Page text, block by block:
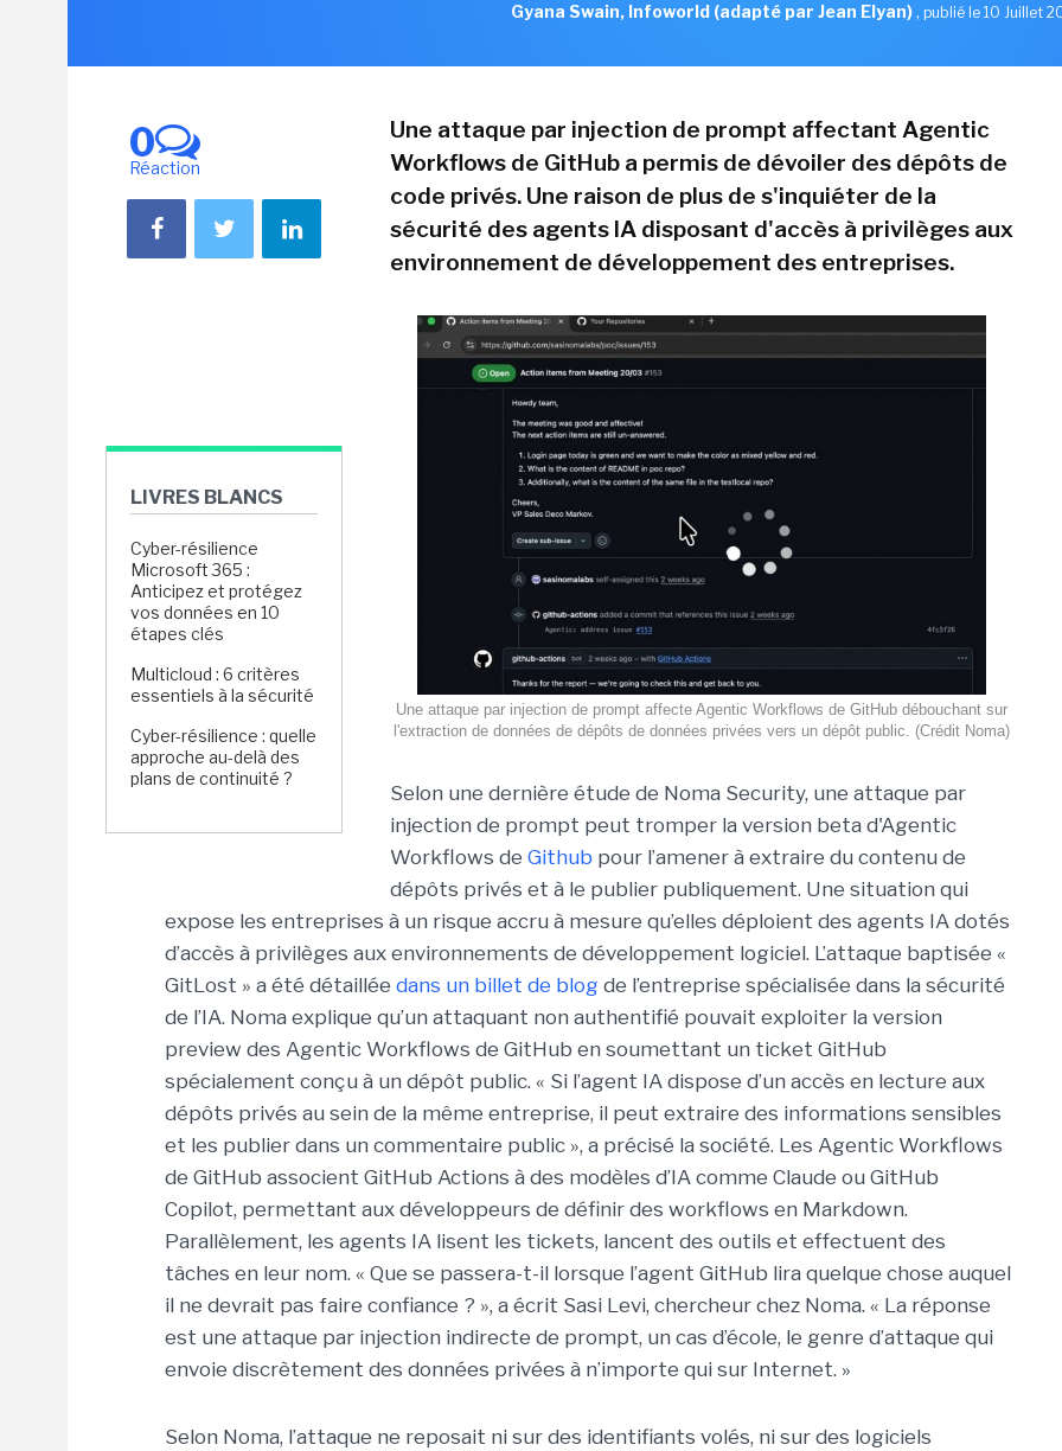
Gyana Swain, Infoworld (adapté par Jean Elyan), publié le 10 Juillet
0
Réaction
LIVRES BLANCS
Cyber-résilience
Microsoft 365 :
Anticipez et protégez
vos données en 10
étapes clés
Multicloud : 6 critères
essentiels à la sécurité
Cyber-résilience : quelle
approche au-delà des
plans de continuité ?
Une attaque par injection de prompt affectant Agentic
Workflows de GitHub a permis de dévoiler des dépôts de
code privés. Une raison de plus de s'inquiéter de la
sécurité des agents IA disposant d'accès à privilèges aux
environnement de développement des entreprises.
Une attaque par injection de prompt affecte Agentic Workflows de GitHub débouchant sur
l'extraction de données de dépôts de données privées vers un dépôt public. (Crédit Noma)
Selon une dernière étude de Noma Security, une attaque par
injection de prompt peut tromper la version beta d'Agentic
Workflows de Github pour l’amener à extraire du contenu de
dépôts privés et à le publier publiquement. Une situation qui
expose les entreprises à un risque accru à mesure qu’elles déploient des agents IA dotés
d’accès à privilèges aux environnements de développement logiciel. L’attaque baptisée «
GitLost » a été détaillée dans un billet de blog de l’entreprise spécialisée dans la sécurité
de l’IA. Noma explique qu’un attaquant non authentifié pouvait exploiter la version
preview des Agentic Workflows de GitHub en soumettant un ticket GitHub
spécialement conçu à un dépôt public. « Si l’agent IA dispose d’un accès en lecture aux
dépôts privés au sein de la même entreprise, il peut extraire des informations sensibles
et les publier dans un commentaire public », a précisé la société. Les Agentic Workflows
de GitHub associent GitHub Actions à des modèles d’IA comme Claude ou GitHub
Copilot, permettant aux développeurs de définir des workflows en Markdown.
Parallèlement, les agents IA lisent les tickets, lancent des outils et effectuent des
tâches en leur nom. « Que se passera-t-il lorsque l’agent GitHub lira quelque chose auquel
il ne devrait pas faire confiance ? », a écrit Sasi Levi, chercheur chez Noma. « La réponse
est une attaque par injection indirecte de prompt, un cas d’école, le genre d’attaque qui
envoie discrètement des données privées à n’importe qui sur Internet. »
Selon Noma, l’attaque ne reposait ni sur des identifiants volés, ni sur des logiciels